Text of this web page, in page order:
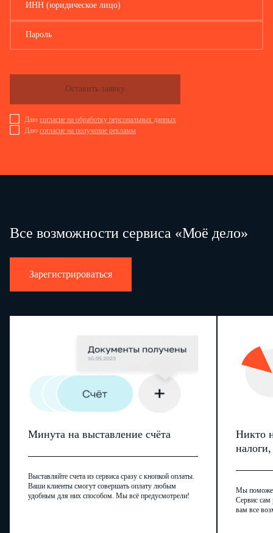
ИНН (юридическое лицо)
Пароль
Даю согласие на обработку персональных данных
Даю согласие на получение рекламы
Оставить заявку
Все возможности сервиса «Моё дело»
Зарегистрироваться
Минута на выставление счёта
Выставляйте счета из сервиса сразу с кнопкой оплаты.
Ваши клиенты смогут совершать оплату любым
удобным для них способом. Мы всё предусмотрели!
Никто
Мы
Сервис сам
вам все